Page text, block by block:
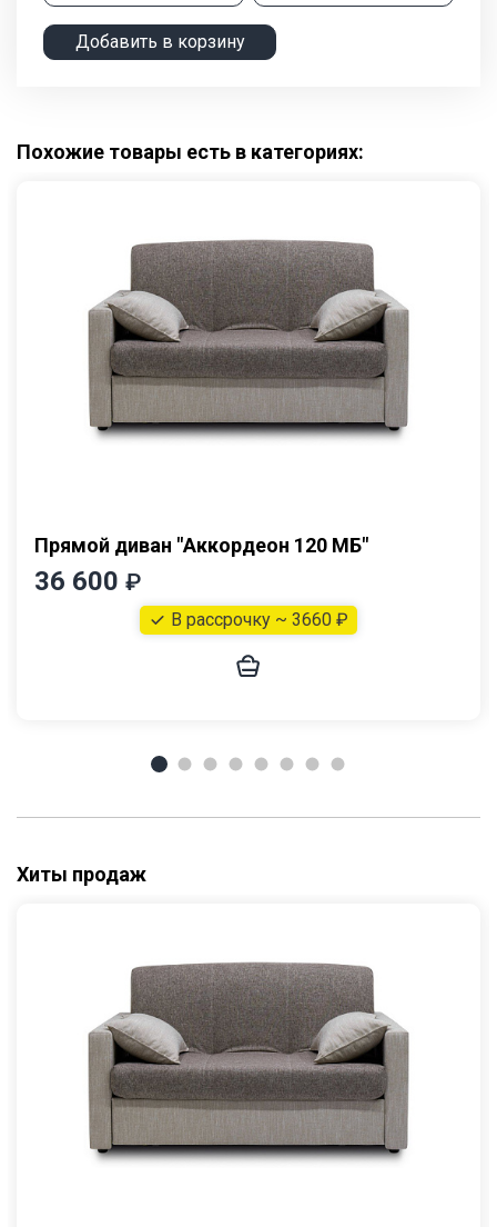
Добавить в корзину
Похожие товары есть в категориях:
Прямой диван "Аккордеон 120 МБ"
36 600 ₽
В рассрочку ~ 3660 ₽
Хиты продаж